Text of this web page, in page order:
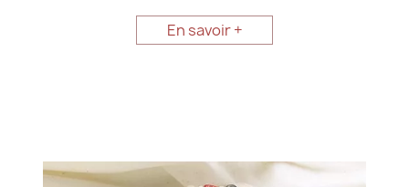
En savoir +